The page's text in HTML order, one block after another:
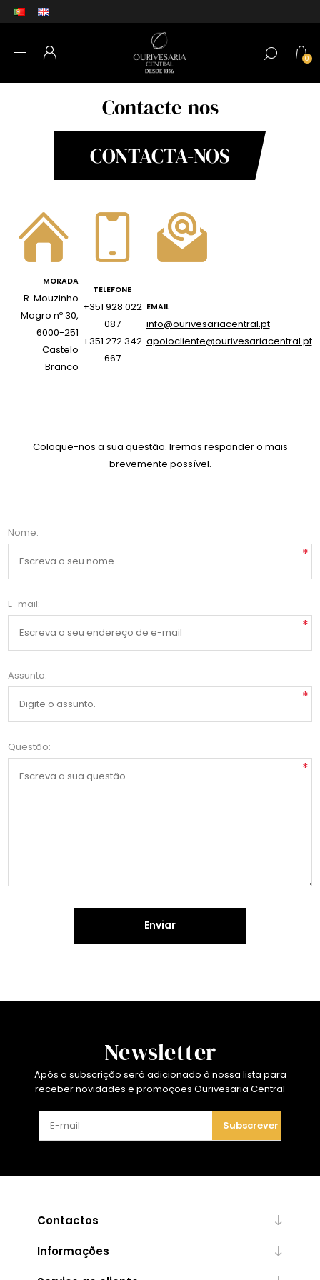
0
Contacte-nos
CONTACTA-NOS
MORADA
R. Mouzinho
Magro nº 30,
6000-251
Castelo
Branco
TELEFONE
+351 928 022
087
+351 272 342
667
EMAIL
info@ourivesariacentral.pt
apoiocliente@ourivesariacentral.pt
Coloque-nos a sua questão. Iremos responder o mais
brevemente possível.
Nome:
*
E-mail:
*
Assunto:
*
Questão:
*
Enviar
Newsletter
Após a subscrição será adicionado à nossa lista para
receber novidades e promoções Ourivesaria Central
Subscrever
Contactos
Informações